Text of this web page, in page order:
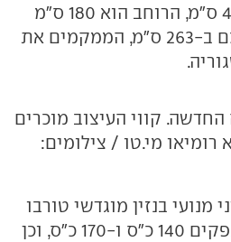
הג'ולייטה עומד על 435 ס"מ, הרוחב הוא 180 ס"מ
ובסיס הגלגלים מסתכם ב-263 ס"מ, הממקמים את
החדשה. קווי העיצוב מוכרים
מי.טו / צילומים:
מנועי בנזין מוגדשי טורבו
בנפח 1400 סמ"ק המנפקים 140 כ"ס ו-170 כ"ס, וכן